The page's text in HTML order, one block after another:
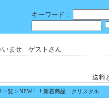
キーワード：
いませ ゲストさん
送料
一覧 > NEW！！新着商品 クリスタル